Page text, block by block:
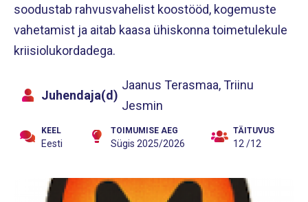
soodustab rahvusvahelist koostööd, kogemuste
vahetamist ja aitab kaasa ühiskonna toimetulekule
kriisiolukordadega.
Juhendaja(d)
Jaanus Terasmaa, Triinu
Jesmin
KEEL
Eesti
TOIMUMISE AEG
Sügis 2025/2026
TÄITUVUS
12 /12